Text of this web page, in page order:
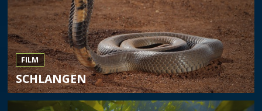
FILM
SCHLANGEN